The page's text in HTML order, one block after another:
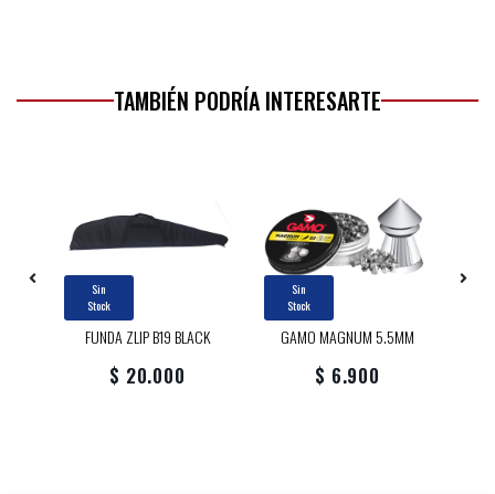
TAMBIÉN PODRÍA INTERESARTE
Sin
Stock
FUNDA ZLIP B19 BLACK
$ 20.000
Sin
Stock
GAMO MAGNUM 5.5MM
$ 6.900